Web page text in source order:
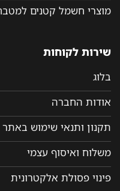
מוצרי חשמל קטנים למטבח
שירות לקוחות
בלוג
אודות החברה
תקנון ותנאי שימוש באתר
משלוח ואיסוף עצמי
פינוי פסולת אלקטרונית